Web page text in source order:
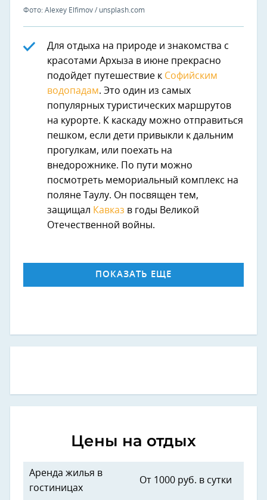
Фото: Alexey Elfimov / unsplash.com
Для отдыха на природе и знакомства с
красотами Архыза в июне прекрасно
подойдет путешествие к Софийским
водопадам. Это один из самых
популярных туристических маршрутов
на курорте. К каскаду можно отправиться
пешком, если дети привыкли к дальним
прогулкам, или поехать на
внедорожнике. По пути можно
посмотреть мемориальный комплекс на
поляне Таулу. Он посвящен тем,
защищал Кавказ в годы Великой
Отечественной войны.
ПОКАЗАТЬ ЕЩЕ
Цены на отдых
Аренда жилья в
гостиницах
От 1000 руб. в сутки